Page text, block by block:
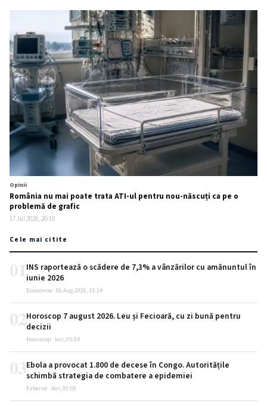
Opinii
România nu mai poate trata ATI-ul pentru nou-născuți ca pe o
problemă de grafic
17 Jul 2026, 20:10
Cele mai citite
INS raportează o scădere de 7,3% a vânzărilor cu amănuntul în
iunie 2026
Economie · 06 Aug 2026, 13:14
Horoscop 7 august 2026. Leu și Fecioară, cu zi bună pentru
decizii
Horoscop · Ieri, 05:04
Ebola a provocat 1.800 de decese în Congo. Autoritățile
schimbă strategia de combatere a epidemiei
Externe · Ieri, 00:08